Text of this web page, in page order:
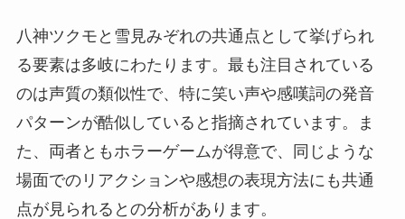
八神ツクモと雪見みぞれの共通点として挙げられ
る要素は多岐にわたります。最も注目されている
のは声質の類似性で、特に笑い声や感嘆詞の発音
パターンが酷似していると指摘されています。ま
た、両者ともホラーゲームが得意で、同じような
場面でのリアクションや感想の表現方法にも共通
点が見られるとの分析があります。